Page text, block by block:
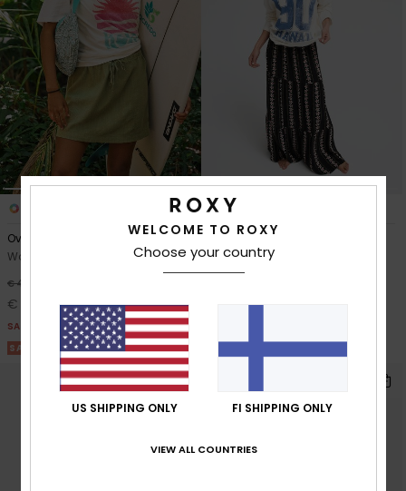
Over The Waves Mini
Women Green Elasticated Skirt
€ 40,00
€ 21,00
SALE
SALE ON SALE 25% EXTRA
1
Sweetwater Crepe
Women Black Long Skirt
WELCOME TO ROXY
Choose your country
US SHIPPING ONLY FI SHIPPING ONLY
VIEW ALL COUNTRIES